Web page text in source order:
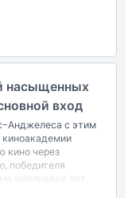
насыщенных
вход
Анджелеса с этим
кино через
победителя
миллиарде лет